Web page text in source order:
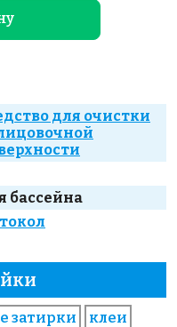
для очистки
бассейна
затирки
клеи